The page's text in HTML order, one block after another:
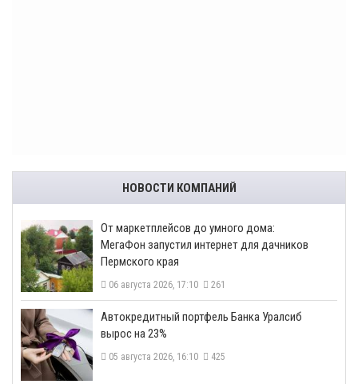
НОВОСТИ КОМПАНИЙ
От маркетплейсов до умного дома:
МегаФон запустил интернет для дачников
Пермского края
06 августа 2026, 17:10 261
​Автокредитный портфель Банка Уралсиб
вырос на 23%
05 августа 2026, 16:10 425